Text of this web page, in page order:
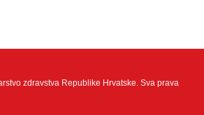
zdravstva Republike Hrvatske. Sva prava